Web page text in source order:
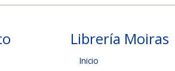
Librería Moiras
Inicio